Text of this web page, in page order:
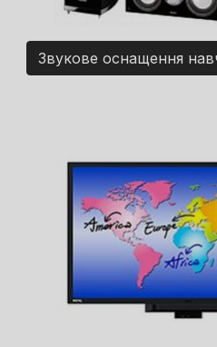
Звукове оснащення